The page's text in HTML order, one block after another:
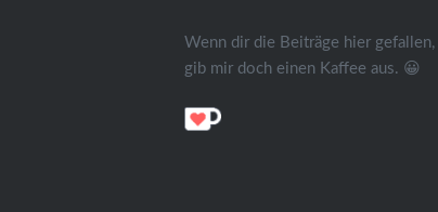
Wenn dir die Beiträge hier gefallen,
gib mir doch einen Kaffee aus. 😀